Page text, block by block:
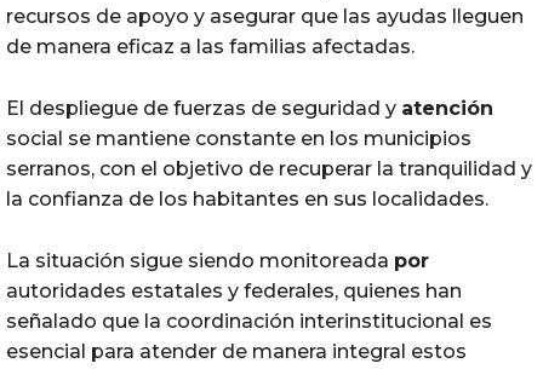
recursos de apoyo y asegurar que las ayudas lleguen
de manera eficaz a las familias afectadas.
El despliegue de fuerzas de seguridad y atención
social se mantiene constante en los municipios
serranos, con el objetivo de recuperar la tranquilidad y
la confianza de los habitantes en sus localidades.
La situación sigue siendo monitoreada por
autoridades estatales y federales, quienes han
señalado que la coordinación interinstitucional es
esencial para atender de manera integral estos